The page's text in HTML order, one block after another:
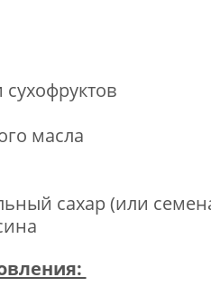
сухофруктов
масла
сахар (или